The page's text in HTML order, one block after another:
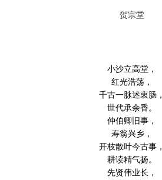
贺宗堂
小沙立高堂，
红光浩荡，
千古一脉述衷肠，
世代承余香。
仲伯卿旧事，
寿翁兴乡，
开枝散叶今古事，
耕读精气扬。
先贤伟业长，